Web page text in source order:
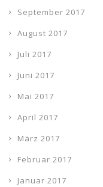
September 2017
August 2017
Juli 2017
Juni 2017
Mai 2017
April 2017
März 2017
Februar 2017
Januar 2017